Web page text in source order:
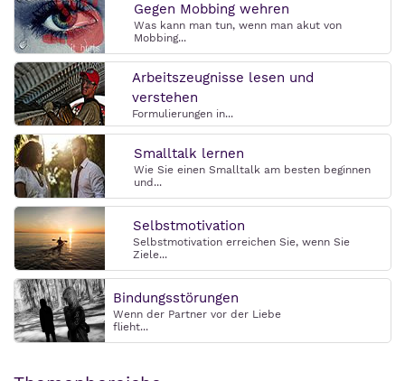
Gegen Mobbing wehren
Was kann man tun, wenn man akut von
Mobbing...
Arbeitszeugnisse lesen und
verstehen
Formulierungen in...
Smalltalk lernen
Wie Sie einen Smalltalk am besten beginnen
und...
Selbstmotivation
Selbstmotivation erreichen Sie, wenn Sie
Ziele...
Bindungsstörungen
Wenn der Partner vor der Liebe
flieht...